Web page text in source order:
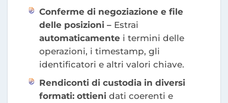
Conferme di negoziazione e file
delle posizioni – Estrai
automaticamente i termini delle
operazioni, i timestamp, gli
identificatori e altri valori chiave.
Rendiconti di custodia in diversi
formati: ottieni dati coerenti e